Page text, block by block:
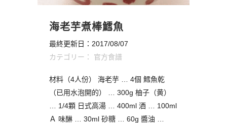
海老芋煮棒鱈魚
最終更新日：2017/08/07
カテゴリー： 官方食譜
材料（4人份） 海老芋 … 4個 鱈魚乾
（已用水泡開的） … 300g 柚子（黄）
… 1/4顆 日式高湯 … 400ml 酒 … 100ml
Ａ 味醂 … 30ml 砂糖 … 60g 醬油 …